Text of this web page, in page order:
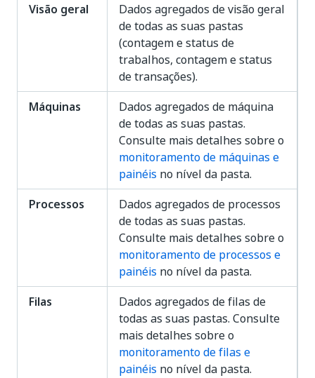
Visão geral
Dados agregados de visão geral
de todas as suas pastas
(contagem e status de
trabalhos, contagem e status
de transações).
Máquinas
Dados agregados de máquina
de todas as suas pastas.
Consulte mais detalhes sobre o
monitoramento de máquinas e
painéis no nível da pasta.
Processos
Dados agregados de processos
de todas as suas pastas.
Consulte mais detalhes sobre o
monitoramento de processos e
painéis no nível da pasta.
Filas
Dados agregados de filas de
todas as suas pastas. Consulte
mais detalhes sobre o
monitoramento de filas e
painéis no nível da pasta.